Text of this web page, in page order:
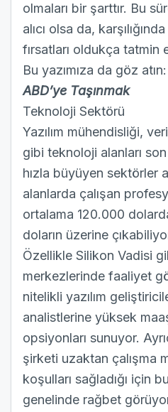
olmaları bir şarttır. Bu
alıcı olsa da,
fırsatları oldukça tatmin
Bu yazımıza da göz atın:
ABD’ye Taşınmak
Teknoloji Sektörü
Yazılım mühendisliği,
gibi teknoloji alanları
hızla büyüyen sektörler
alanlarda çalışan
ortalama 120.000
doların üzerine
Özellikle Silikon Vadisi
merkezlerinde faaliyet
nitelikli yazılım
analistlerine yüksek
opsiyonları sunuyor.
şirketi uzaktan çalışma
koşulları sağladığı için
genelinde rağbet